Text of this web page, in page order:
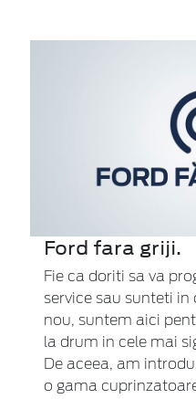
Ford fara griji.
Fie ca doriti sa va
service sau sunteti in
nou, suntem aici
la drum in cele mai
De aceea, am
o gama